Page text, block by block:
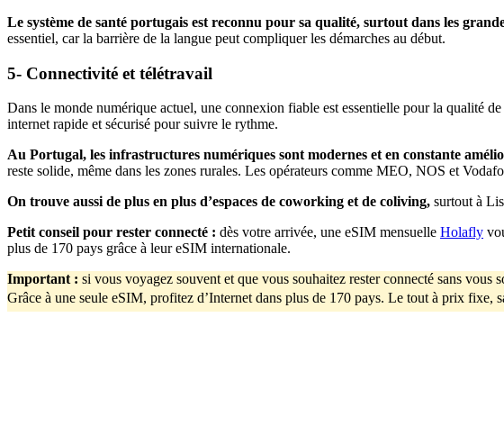
Le système de santé portugais est reconnu pour sa qualité, surtout dans les
essentiel, car la barrière de la langue peut compliquer les démarches au début.
5- Connectivité et télétravail
Dans le monde numérique actuel, une connexion fiable est essentielle pour la qualité
internet rapide et sécurisé pour suivre le rythme.
Au Portugal, les infrastructures numériques sont modernes et en constante
reste solide, même dans les zones rurales. Les opérateurs comme MEO, NOS et
On trouve aussi de plus en plus d’espaces de coworking et de coliving, surtout à
Petit conseil pour rester connecté : dès votre arrivée, une eSIM mensuelle Holafly
plus de 170 pays grâce à leur eSIM internationale.
Important : si vous voyagez souvent et que vous souhaitez rester connecté sans vous
Grâce à une seule eSIM, profitez d’Internet dans plus de 170 pays. Le tout à prix